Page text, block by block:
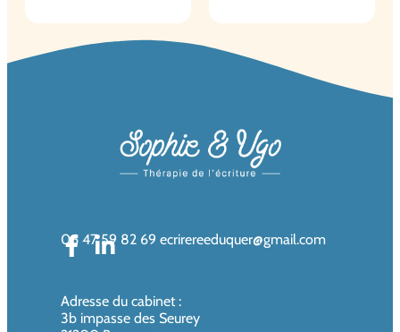
06 47 59 82 69 ecrirereeduquer@gmail.com
Adresse du cabinet :
3b impasse des Seurey